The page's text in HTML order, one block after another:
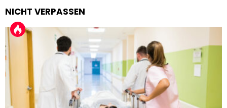
NICHT VERPASSEN